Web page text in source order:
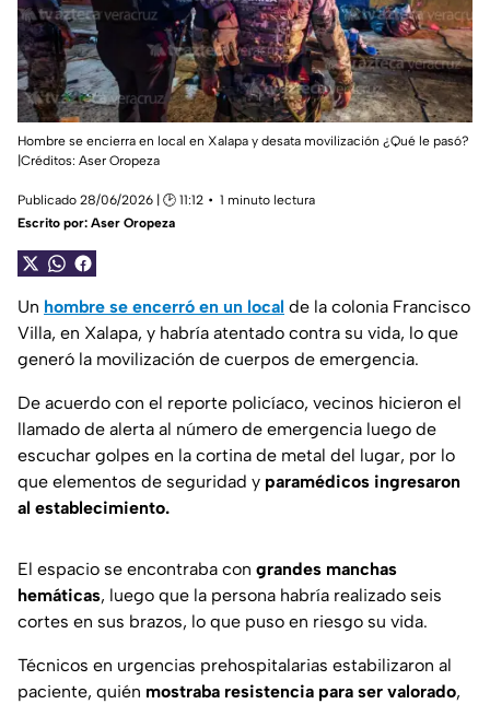
Hombre se encierra en local en Xalapa y desata movilización ¿Qué le pasó?
|Créditos: Aser Oropeza
Publicado 28/06/2026 | 🕑 11:12
1 minuto lectura
Escrito por: Aser Oropeza
Un hombre se encerró en un local de la colonia Francisco
Villa, en Xalapa, y habría atentado contra su vida, lo que
generó la movilización de cuerpos de emergencia.
De acuerdo con el reporte policíaco, vecinos hicieron el
llamado de alerta al número de emergencia luego de
escuchar golpes en la cortina de metal del lugar, por lo
que elementos de seguridad y paramédicos ingresaron
al establecimiento.
El espacio se encontraba con grandes manchas
hemáticas, luego que la persona habría realizado seis
cortes en sus brazos, lo que puso en riesgo su vida.
Técnicos en urgencias prehospitalarias estabilizaron al
paciente, quién mostraba resistencia para ser valorado,